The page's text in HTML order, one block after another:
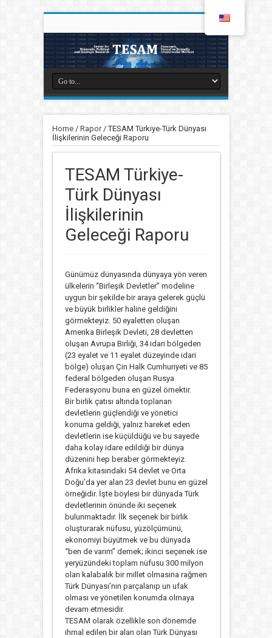
Home/ Rapor/TESAM Türkiye-Türk Dünyası
İlişkilerinin Geleceği Raporu
TESAM Türkiye-
Türk Dünyası
İlişkilerinin
Geleceği Raporu
Günümüz dünyasında dünyaya yön veren
ülkelerin “Birleşik Devletler” modeline
uygun bir şekilde bir araya gelerek güçlü
ve büyük birlikler haline geldiğini
görmekteyiz. 50 eyaletten oluşan
Amerika Birleşik Devleti, 28 devletten
oluşan Avrupa Birliği, 34 idari bölgeden
(23 eyalet ve 11 eyalet düzeyinde idari
bölge) oluşan Çin Halk Cumhuriyeti ve 85
federal bölgeden oluşan Rusya
Federasyonu buna en güzel örnektir.
Bir birlik çatısı altında toplanan
devletlerin güçlendiği ve yönetici
konuma geldiği, yalnız hareket eden
devletlerin ise küçüldüğü ve bu sayede
daha kolay idare edildiği bir dünya
düzenini hep beraber görmekteyiz.
Afrika kıtasındaki 54 devlet ve Orta
Doğu’da yer alan 23 devlet bunu en güzel
örneğidir. İşte böylesi bir dünyada Türk
devletlerinin önünde iki seçenek
bulunmaktadır. İlk seçenek bir birlik
oluşturarak nüfusu, yüzölçümünü,
ekonomiyi büyütmek ve bu dünyada
“ben de varım” demek; ikinci seçenek ise
yeryüzündeki toplam nüfusu 300 milyon
olan kalabalık bir millet olmasına rağmen
Türk Dünyası’nın parçalanıp un ufak
olması ve yönetilen konumda olmaya
devam etmesidir.
TESAM olarak özellikle son dönemde
ihmal edilen bir alan olan Türk Dünyası